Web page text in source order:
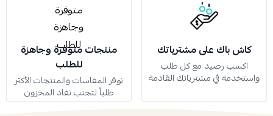
كاش باك على مشترياتك
اكسب رصيد مع كل طلب
واستخدمه في مشترياتك القادمة
منتجات متوفرة وجاهزة
للطلب
نوفر المقاسات والمنتجات الأكثر
طلباً لتجنب نفاد المخزون